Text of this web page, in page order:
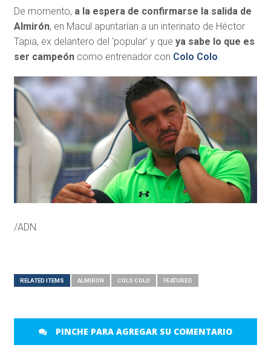
De momento, a la espera de confirmarse la salida de
Almirón, en Macul apuntarían a un interinato de Héctor
Tapia, ex delantero del ‘popular’ y que ya sabe lo que es
ser campeóncomo entrenador con Colo Colo.
/ADN
RELATED ITEMS ALMIRON COLO COLO FEATURED
PINCHE PARA AGREGAR SU COMENTARIO